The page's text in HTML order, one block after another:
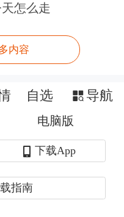
好用好全国中小
，促进企业健康
渠道作用。办好
会，助力开拓多
氛围，鼓励重点
怎么走
内容
自选 导航
电脑版
下载App
指南